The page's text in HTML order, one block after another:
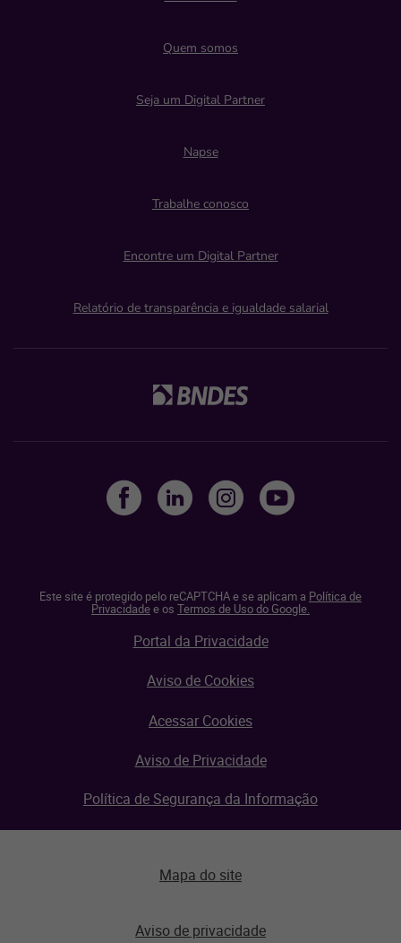
Quem somos
Seja um Digital Partner
Napse
Trabalhe conosco
Encontre um Digital Partner
Relatório de transparência e igualdade salarial
Este site é protegido pelo reCAPTCHA e se aplicam a Política de
Privacidadee os Termos de Uso do Google.
Portal da Privacidade
Aviso de Cookies
Acessar Cookies
Aviso de Privacidade
Política de Segurança da Informação
Mapa do site
Aviso de privacidade